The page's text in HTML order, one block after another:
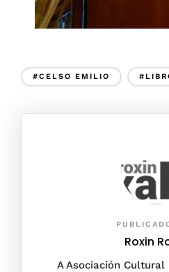
#CELSO EMILIO
Roxin
A Asociación Cultural